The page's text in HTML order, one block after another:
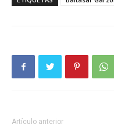
Artículo anterior